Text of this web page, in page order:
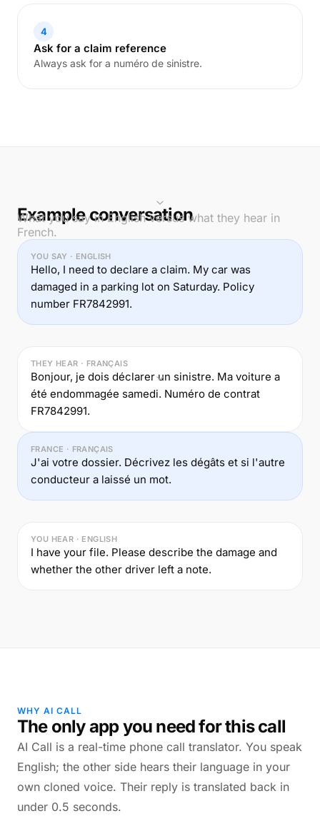
4
Ask for a claim reference
Always ask for a numéro de sinistre.
Example conversation
What you say in English versus what they hear in
French.
YOU SAY · ENGLISH
Hello, I need to declare a claim. My car was
damaged in a parking lot on Saturday. Policy
number FR7842991.
THEY HEAR · FRANÇAIS
Bonjour, je dois déclarer un sinistre. Ma voiture a
été endommagée samedi. Numéro de contrat
FR7842991.
FRANCE · FRANÇAIS
J'ai votre dossier. Décrivez les dégâts et si l'autre
conducteur a laissé un mot.
YOU HEAR · ENGLISH
I have your file. Please describe the damage and
whether the other driver left a note.
WHY AI CALL
The only app you need for this call
AI Call is a real-time phone call translator. You speak
English; the other side hears their language in your
own cloned voice. Their reply is translated back in
under 0.5 seconds.